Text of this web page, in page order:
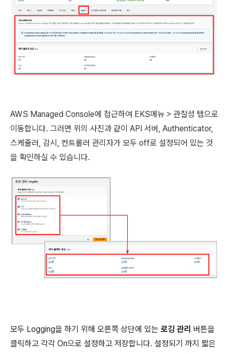
AWS Managed Console에 접근하여 EKS메뉴 > 관찰성 탭으로
이동합니다. 그러면 위의 사진과 같이 API 서버, Authenticator,
스케줄러, 감시, 컨트롤러 관리자가 모두 off로 설정되어 있는 것
을 확인하실 수 있습니다.
모두 Logging을 하기 위해 오른쪽 상단에 있는 로깅 관리 버튼을
클릭하고 각각 On으로 설정하고 저장합니다. 설정되기 까지 짧은